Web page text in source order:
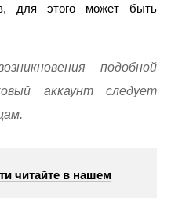
для этого может быть
подобной
аккаунт следует
читайте в нашем